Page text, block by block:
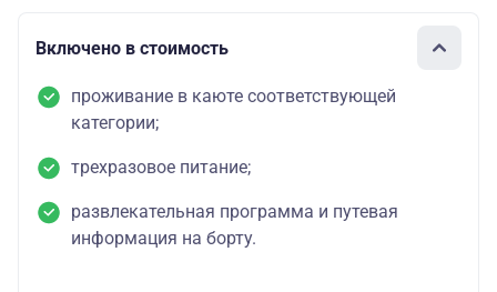
Включено в стоимость
проживание в каюте соответствующей
категории;
трехразовое питание;
развлекательная программа и путевая
информация на борту.